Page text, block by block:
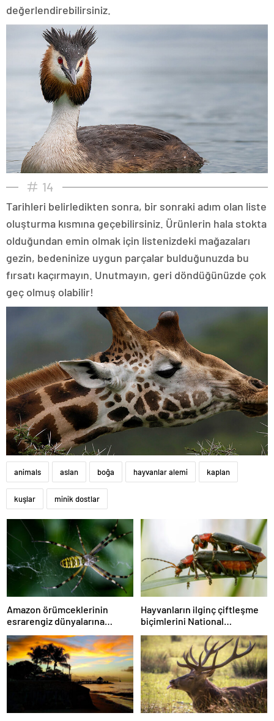
değerlendirebilirsiniz.
14
Tarihleri belirledikten sonra, bir sonraki adım olan liste
oluşturma kısmına geçebilirsiniz. Ürünlerin hala stokta
olduğundan emin olmak için listenizdeki mağazaları
gezin, bedeninize uygun parçalar bulduğunuzda bu
fırsatı kaçırmayın. Unutmayın, geri döndüğünüzde çok
geç olmuş olabilir!
animals aslan boğa hayvanlar alemi kaplan
kuşlar minik dostlar
Amazon örümceklerinin
esrarengiz dünyalarına
gitmeye hazır olun.
Hayvanların ilginç çiftleşme
biçimlerini National
Geographic görüntüledi.